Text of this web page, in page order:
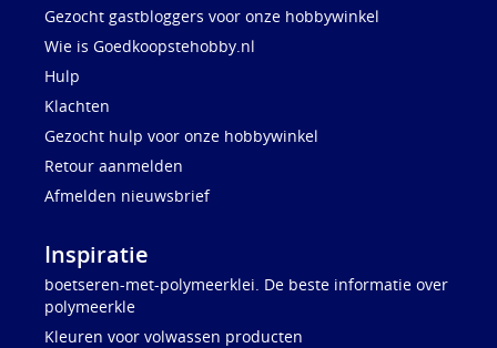
Gezocht gastbloggers voor onze hobbywinkel
Wie is Goedkoopstehobby.nl
Hulp
Klachten
Gezocht hulp voor onze hobbywinkel
Retour aanmelden
Afmelden nieuwsbrief
Inspiratie
boetseren-met-polymeerklei. De beste informatie over
polymeerkle
Kleuren voor volwassen producten